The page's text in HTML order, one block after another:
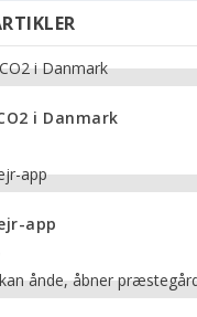
i Danmark
app